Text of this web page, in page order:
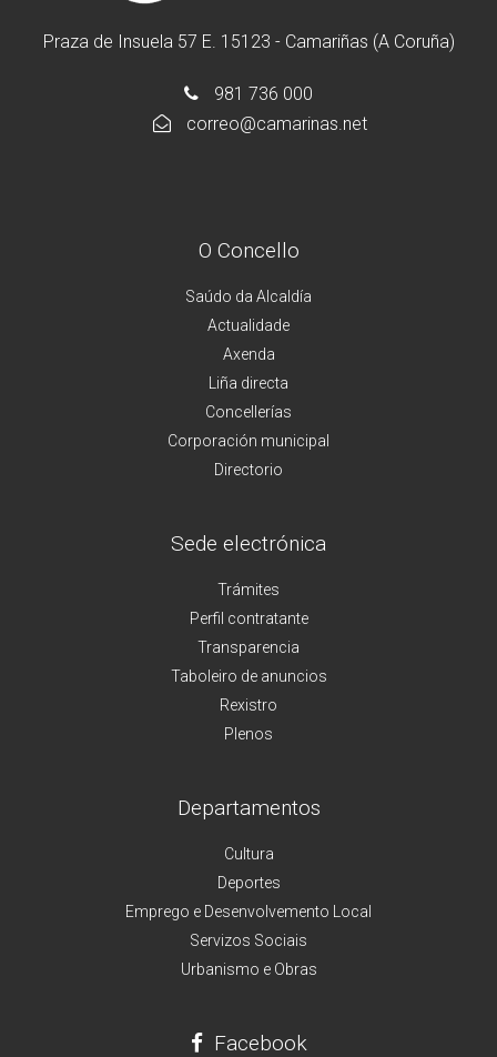
Praza de Insuela 57 E. 15123 - Camariñas (A Coruña)
981 736 000
correo@camarinas.net
O Concello
Saúdo da Alcaldía
Actualidade
Axenda
Liña directa
Concellerías
Corporación municipal
Directorio
Sede electrónica
Trámites
Perfil contratante
Transparencia
Taboleiro de anuncios
Rexistro
Plenos
Departamentos
Cultura
Deportes
Emprego e Desenvolvemento Local
Servizos Sociais
Urbanismo e Obras
Facebook